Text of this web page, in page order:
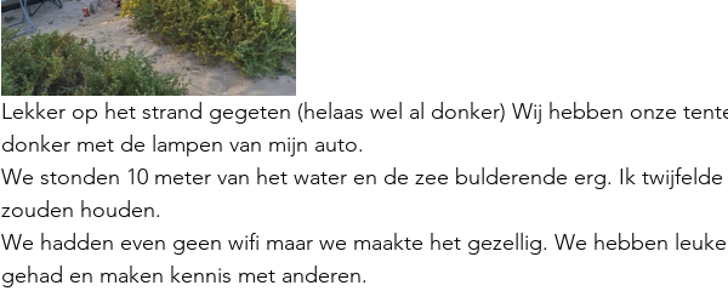
Lekker op het strand gegeten (helaas wel al donker) Wij hebben onze
donker met de lampen van mijn auto.
We stonden 10 meter van het water en de zee bulderende erg. Ik
zouden houden.
We hadden even geen wifi maar we maakte het gezellig. We hebben
gehad en maken kennis met anderen.